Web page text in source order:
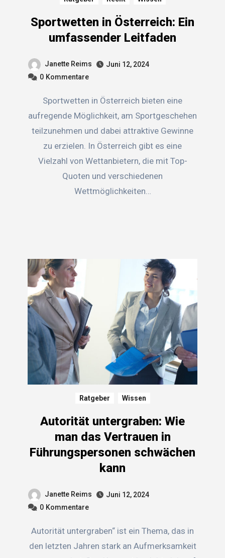
Sportwetten in Österreich: Ein
umfassender Leitfaden
Janette Reims
Juni 12, 2024
0 Kommentare
Sportwetten in Österreich bieten eine
aufregende Möglichkeit, am Sportgeschehen
teilzunehmen und dabei attraktive Gewinne
zu erzielen. In Österreich gibt es eine
Vielzahl von Wettanbietern, die mit Top-
Quoten und verschiedenen
Wettmöglichkeiten…
Ratgeber Wissen
Autorität untergraben: Wie
man das Vertrauen in
Führungspersonen schwächen
kann
Janette Reims
Juni 12, 2024
0 Kommentare
Autorität untergraben“ ist ein Thema, das in
den letzten Jahren stark an Aufmerksamkeit